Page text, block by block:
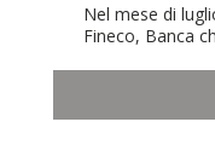
Nel mese di
Fineco, Banca